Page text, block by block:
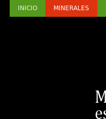
INICIO MINERALES